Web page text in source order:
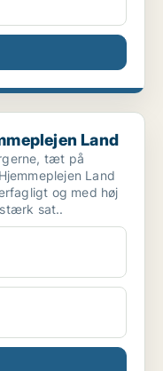
Land
tæt på
Land
og med høj
sat..